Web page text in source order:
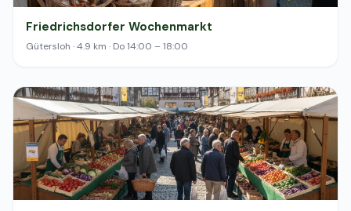
Friedrichsdorfer Wochenmarkt
Gütersloh · 4.9 km · Do 14:00 – 18:00